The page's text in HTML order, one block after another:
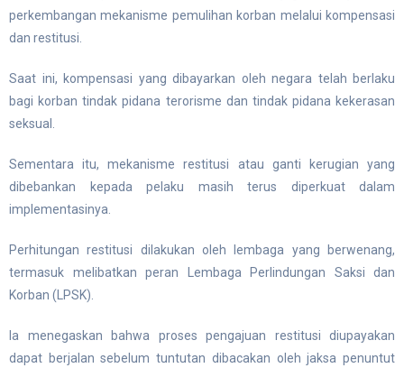
perkembangan mekanisme pemulihan korban melalui kompensasi
dan restitusi.
Saat ini, kompensasi yang dibayarkan oleh negara telah berlaku
bagi korban tindak pidana terorisme dan tindak pidana kekerasan
seksual.
Sementara itu, mekanisme restitusi atau ganti kerugian yang
dibebankan kepada pelaku masih terus diperkuat dalam
implementasinya.
Perhitungan restitusi dilakukan oleh lembaga yang berwenang,
termasuk melibatkan peran Lembaga Perlindungan Saksi dan
Korban (LPSK).
Ia menegaskan bahwa proses pengajuan restitusi diupayakan
dapat berjalan sebelum tuntutan dibacakan oleh jaksa penuntut